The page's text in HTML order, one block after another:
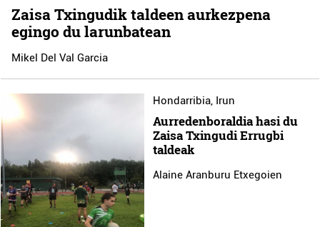
Zaisa Txingudik taldeen aurkezpena
egingo du larunbatean
Mikel Del Val Garcia
Hondarribia, Irun
Aurredenboraldia hasi du
Zaisa Txingudi Errugbi
taldeak
Alaine Aranburu Etxegoien